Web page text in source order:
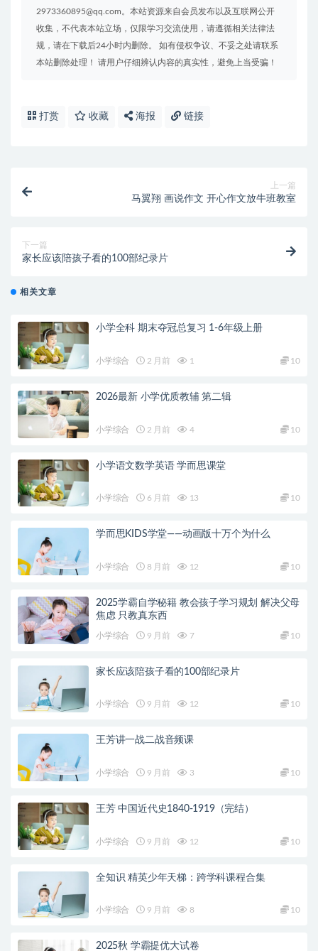
2973360895@qq.com。本站资源来自会员发布以及互联网公开
收集，不代表本站立场，仅限学习交流使用，请遵循相关法律法
规，请在下载后24小时内删除。 如有侵权争议、不妥之处请联系
本站删除处理！ 请用户仔细辨认内容的真实性，避免上当受骗！
打赏 收藏 海报 链接
上一篇
马翼翔 画说作文 开心作文放牛班教室
下一篇
家长应该陪孩子看的100部纪录片
相关文章
小学全科 期末夺冠总复习 1-6年级上册
小学综合 2 月前 1 10
2026最新 小学优质教辅 第二辑
小学综合 2 月前 4 10
小学语文数学英语 学而思课堂
小学综合 6 月前 13 10
学而思KIDS学堂——动画版十万个为什么
小学综合 8 月前 12 10
2025学霸自学秘籍 教会孩子学习规划 解决父母
焦虑 只教真东西
小学综合 9 月前 7 10
家长应该陪孩子看的100部纪录片
小学综合 9 月前 12 10
王芳讲一战二战音频课
小学综合 9 月前 3 10
王芳 中国近代史1840-1919（完结）
小学综合 9 月前 12 10
全知识 精英少年天梯：跨学科课程合集
小学综合 9 月前 8 10
2025秋 学霸提优大试卷